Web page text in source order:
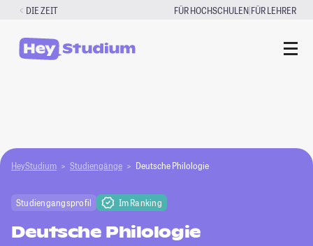
Zum
springen
DIE ZEIT FÜR HOCHSCHULEN|FÜR LEHRER
HeyStudium Studiengänge Deutsche Philologie
Studiengangsprofil Im Ranking
Deutsche Philologie